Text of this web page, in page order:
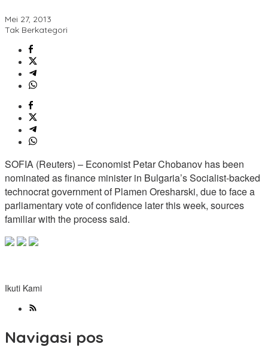
Mei 27, 2013
Tak Berkategori
SOFIA (Reuters) – Economist Petar Chobanov has been
nominated as finance minister in Bulgaria’s Socialist-backed
technocrat government of Plamen Oresharski, due to face a
parliamentary vote of confidence later this week, sources
familiar with the process said.
Ikuti Kami
Navigasi pos